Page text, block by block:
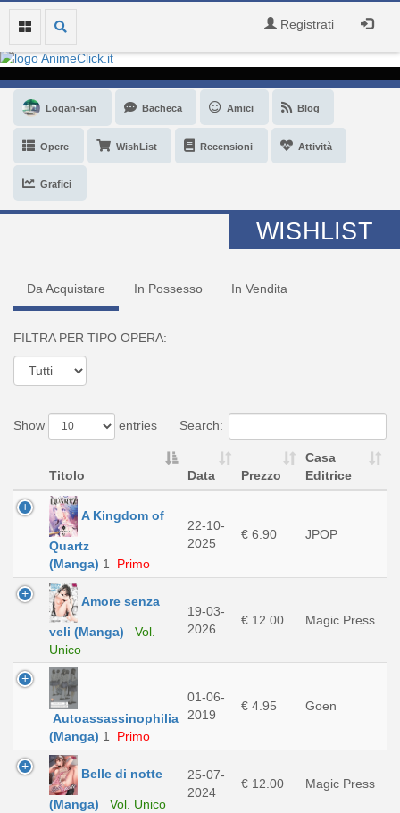
Registrati
Logan-san Bacheca Amici Blog
Opere WishList Recensioni Attività
Grafici
WISHLIST
Da Acquistare In Possesso In Vendita
FILTRA PER TIPO OPERA:
Show entries Search:
Titolo Data Prezzo
Casa
Editrice
A Kingdom of
Quartz
(Manga) 1 Primo
22-10-
2025
€ 6.90 JPOP
Amore senza
veli (Manga)
Vol.
Unico
19-03-
2026
€ 12.00 Magic Press
Autoassassinophilia
(Manga) 1 Primo
01-06-
2019
€ 4.95 Goen
Belle di notte
(Manga) Vol. Unico
25-07-
2024
€ 12.00 Magic Press